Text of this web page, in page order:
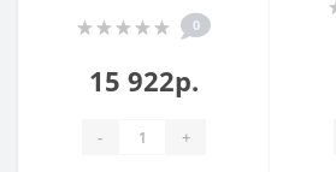
0
15 922р.
- +